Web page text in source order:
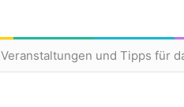
Veranstaltungen und Tipps für